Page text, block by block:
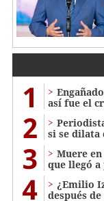
1
así fue el
2
si se dilata
3
Muere
que llegó a
4
¿Emilio
después